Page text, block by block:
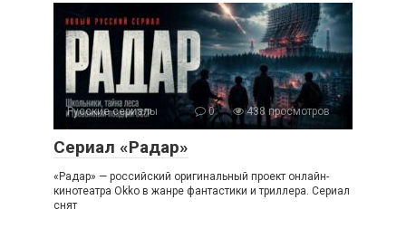
Русские сериалы 0 438 просмотров
Сериал «Радар»
«Радар» — российский оригинальный проект онлайн-
кинотеатра Okko в жанре фантастики и триллера. Сериал
снят